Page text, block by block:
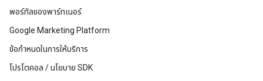
พอร์ทัลของพาร์ทเนอร์
Google Marketing Platform
ข้อกำหนดในการให้บริการ
โปรโตคอล / นโยบาย SDK